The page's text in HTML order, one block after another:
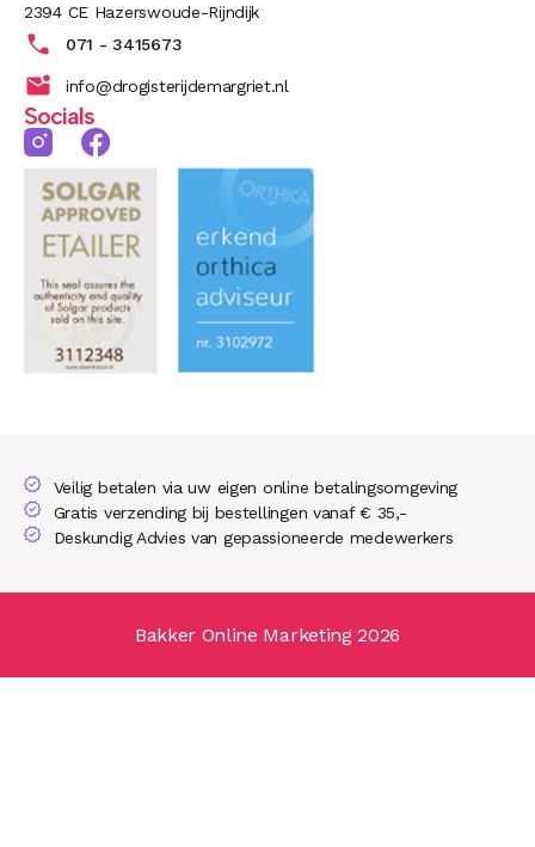
2394 CE Hazerswoude-Rijndijk
071 - 3415673
info@drogisterijdemargriet.nl
Socials
Veilig betalen via uw eigen online betalingsomgeving
Gratis verzending bij bestellingen vanaf € 35,-
Deskundig Advies van gepassioneerde medewerkers
Bakker Online Marketing 2026